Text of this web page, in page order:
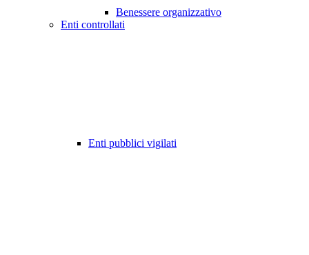
Benessere organizzativo
Enti controllati
Enti pubblici vigilati